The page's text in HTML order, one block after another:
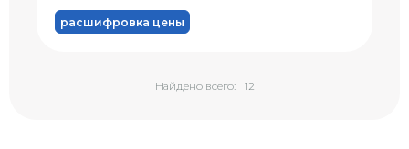
расшифровка цены
Найдено всего: 12